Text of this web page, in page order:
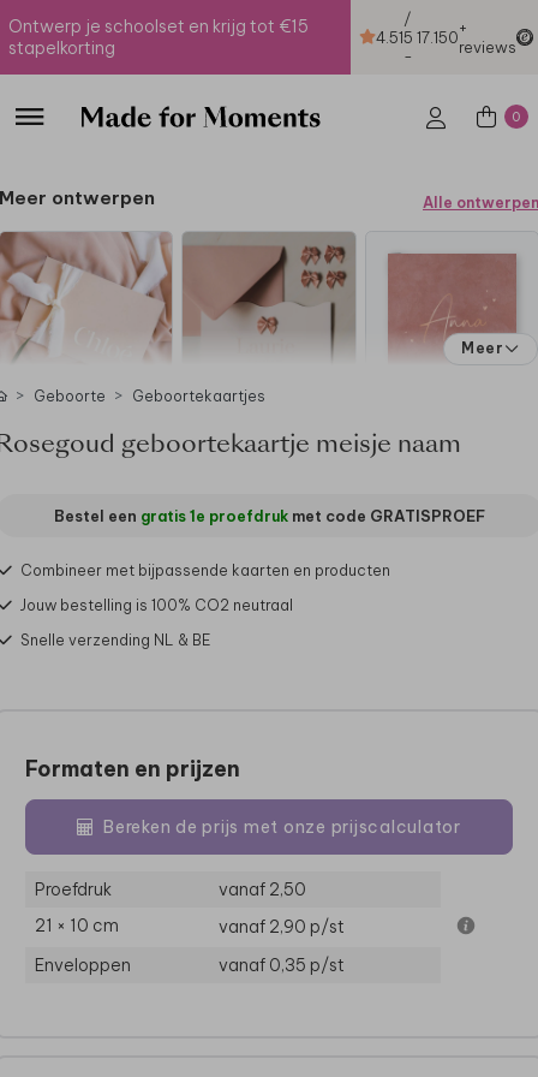
Ontwerp je schoolset en krijg tot €15
stapelkorting
4.51
/
5
-
17.150+
reviews
0
Meer ontwerpen Alle ontwerpen
Meer
Geboorte Geboortekaartjes
geboortekaartje meisje naam
Bestel een gratis 1e proefdrukmet code GRATISPROEF
Combineer met bijpassende kaarten en producten
Jouw bestelling is 100% CO2 neutraal
Snelle verzending NL & BE
Formaten en prijzen
Bereken de prijs met onze prijscalculator
Proefdruk
vanaf 2,50
21 × 10 cm
vanaf 2,90 p/st
Enveloppen
vanaf 0,35 p/st